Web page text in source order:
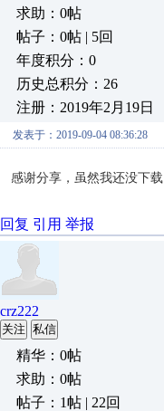
求助：0帖
帖子：0帖 | 5回
年度积分：0
历史总积分：26
注册：2019年2月19日
发表于：2019-09-04 08:36:28
感谢分享，虽然我还没下载
回复 引用 举报
crz222
关注 私信
精华：0帖
求助：0帖
帖子：1帖 | 22回